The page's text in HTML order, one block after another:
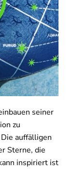
seiner
zu
auffälligen
Sterne, die
inspiriert ist